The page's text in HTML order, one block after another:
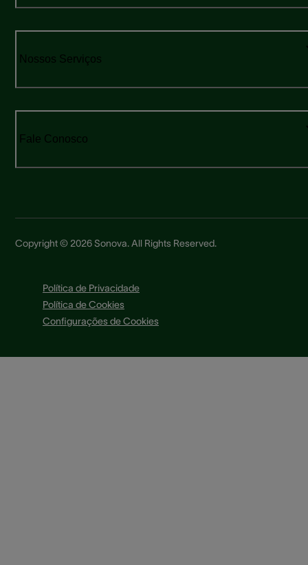
Nossos Serviços
Fale Conosco
Copyright © 2026 Sonova. All Rights Reserved.
Política de Privacidade
Política de Cookies
Configurações de Cookies